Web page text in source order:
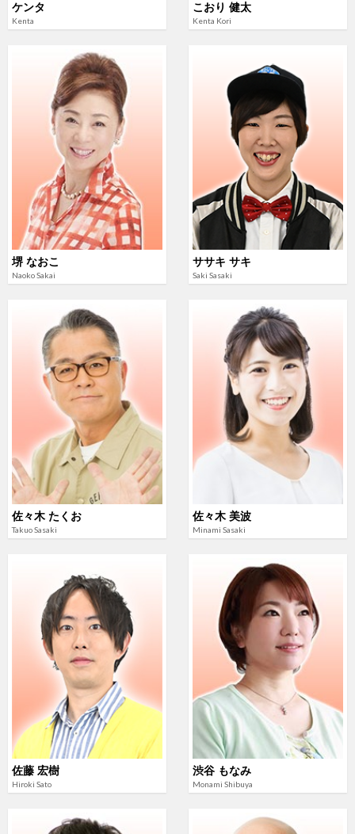
ケンタ
Kenta
こおり 健太
Kenta Kori
堺 なおこ
Naoko Sakai
ササキ サキ
Saki Sasaki
佐々木 たくお
Takuo Sasaki
佐々木 美波
Minami Sasaki
佐藤 宏樹
Hiroki Sato
渋谷 もなみ
Monami Shibuya